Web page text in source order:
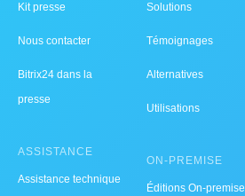
Kit presse
Nous contacter
Bitrix24 dans la
presse
ASSISTANCE
Assistance technique
Solutions
Témoignages
Alternatives
Utilisations
ON-PREMISE
Éditions On-premise